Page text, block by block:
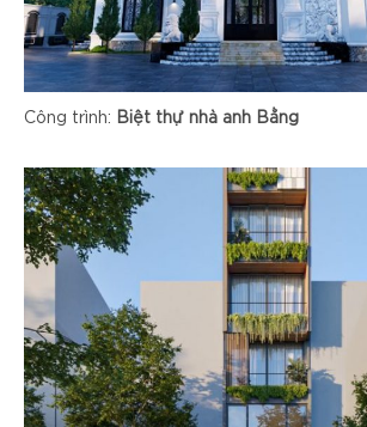
Công trình: Biệt thự nhà anh Bằng